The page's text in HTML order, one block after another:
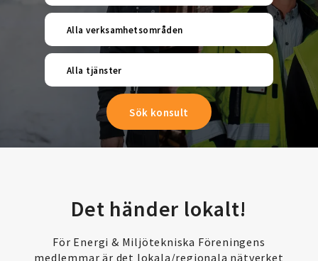
Alla verksamhetsområden
Alla tjänster
Det händer lokalt!
För Energi & Miljötekniska Föreningens
medlemmar är det lokala/regionala nätverket